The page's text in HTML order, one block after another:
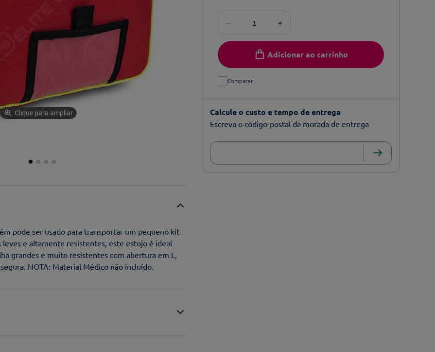
Clique para ampliar
pode ser usado para transportar um pequeno kit
e altamente resistentes, este estojo é ideal
grandes e muito resistentes com abertura em L,
NOTA: Material Médico não incluído.
＋
－
Adicionar ao carrinho
Comparar
Calcule o custo e tempo de entrega
Escreva o código-postal da morada de entrega